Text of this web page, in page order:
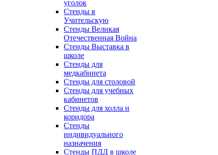
уголок
Стенды в
Учительскую
Стенды Великая
Отечественная Война
Стенды Выставка в
школе
Стенды для
медкабинета
Стенды для столовой
Стенды для учебных
кабинетов
Стенды для холла и
коридора
Стенды
индивидуального
назначения
Стенды ПДД в школе